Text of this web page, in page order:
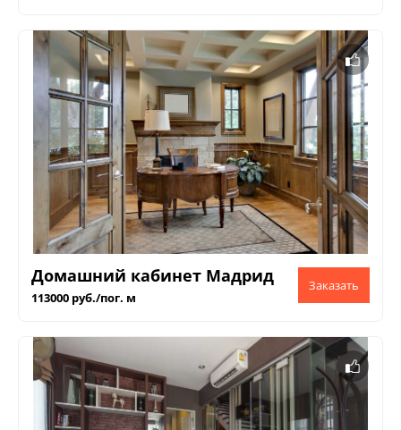
Домашний кабинет Мадрид
113000 руб./пог. м